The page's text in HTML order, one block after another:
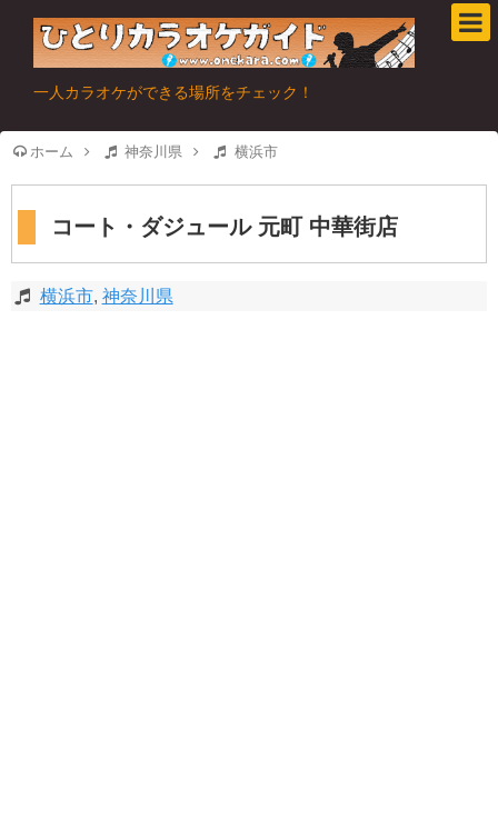
一人カラオケができる場所をチェック！
ホーム 神奈川県 横浜市
コート・ダジュール 元町 中華街店
横浜市, 神奈川県